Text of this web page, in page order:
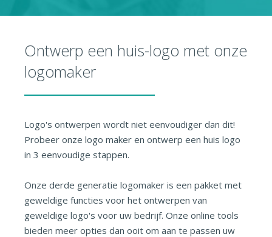
Ontwerp een huis-logo met onze
logomaker
Logo's ontwerpen wordt niet eenvoudiger dan dit!
Probeer onze logo maker en ontwerp een huis logo
in 3 eenvoudige stappen.
Onze derde generatie logomaker is een pakket met
geweldige functies voor het ontwerpen van
geweldige logo's voor uw bedrijf. Onze online tools
bieden meer opties dan ooit om aan te passen uw